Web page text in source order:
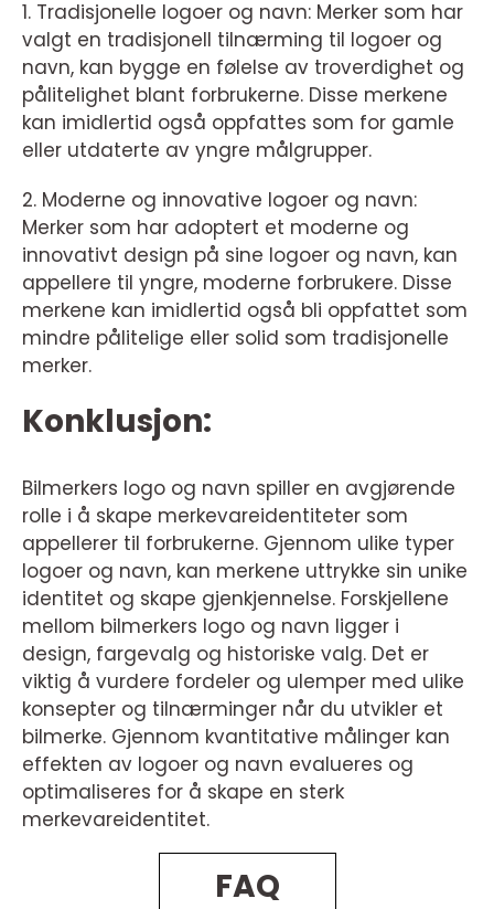
1. Tradisjonelle logoer og navn: Merker som har
valgt en tradisjonell tilnærming til logoer og
navn, kan bygge en følelse av troverdighet og
pålitelighet blant forbrukerne. Disse merkene
kan imidlertid også oppfattes som for gamle
eller utdaterte av yngre målgrupper.
2. Moderne og innovative logoer og navn:
Merker som har adoptert et moderne og
innovativt design på sine logoer og navn, kan
appellere til yngre, moderne forbrukere. Disse
merkene kan imidlertid også bli oppfattet som
mindre pålitelige eller solid som tradisjonelle
merker.
Konklusjon:
Bilmerkers logo og navn spiller en avgjørende
rolle i å skape merkevareidentiteter som
appellerer til forbrukerne. Gjennom ulike typer
logoer og navn, kan merkene uttrykke sin unike
identitet og skape gjenkjennelse. Forskjellene
mellom bilmerkers logo og navn ligger i
design, fargevalg og historiske valg. Det er
viktig å vurdere fordeler og ulemper med ulike
konsepter og tilnærminger når du utvikler et
bilmerke. Gjennom kvantitative målinger kan
effekten av logoer og navn evalueres og
optimaliseres for å skape en sterk
merkevareidentitet.
FAQ